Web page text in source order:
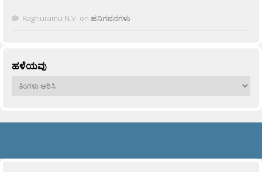
Raghuramu N.V. on ಹನಿಗವನಗಳು
ಹಳೆಯವು
ಹಳೆಯವು